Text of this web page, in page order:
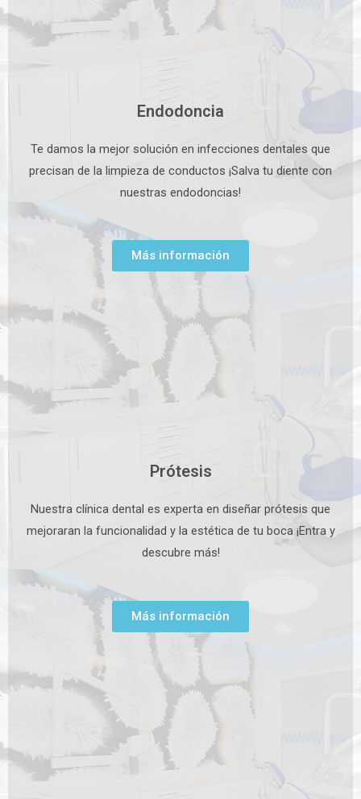
Endodoncia
Te damos la mejor solución en infecciones dentales que
precisan de la limpieza de conductos ¡Salva tu diente con
nuestras endodoncias!
Más información
Prótesis
Nuestra clínica dental es experta en diseñar prótesis que
mejoraran la funcionalidad y la estética de tu boca ¡Entra y
descubre más!
Más información